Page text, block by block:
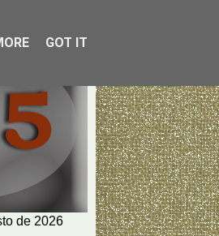
de 2026
GOT IT